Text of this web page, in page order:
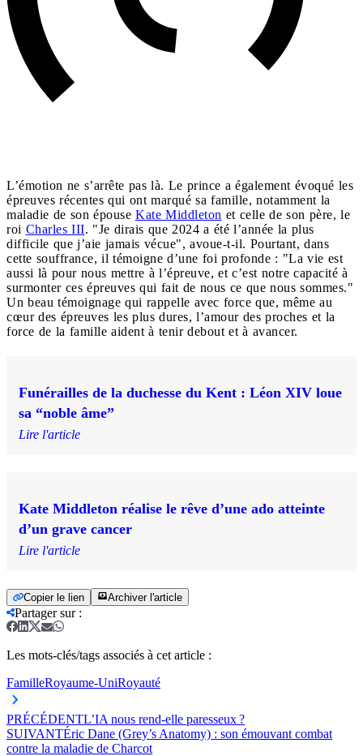
L’émotion ne s’arrête pas là. Le prince a également évoqué les
épreuves récentes qui ont marqué sa famille, notamment la
maladie de son épouse Kate Middleton et celle de son père, le
roi Charles III. "Je dirais que 2024 a été l’année la plus
difficile que j’aie jamais vécue", avoue-t-il. Pourtant, dans
cette souffrance, il témoigne d’une foi profonde : "La vie est
aussi là pour nous mettre à l’épreuve, et c’est notre capacité à
surmonter ces épreuves qui fait de nous ce que nous sommes."
Un beau témoignage qui rappelle avec force que, même au
cœur des épreuves les plus dures, l’amour des proches et la
force de la famille aident à tenir debout et à avancer.
Funérailles de la duchesse du Kent : Léon XIV loue
sa “noble âme”
Lire l'article
Kate Middleton réalise le rêve d’une ado atteinte
d’un grave cancer
Lire l'article
Copier le lien Archiver l'article
Partager sur:
Les mots-clés/tags associés à cet article :
FamilleRoyaume-UniRoyauté
PRÉCÉDENTL’IA nous rend-elle paresseux ?
SUIVANTÉric Dane (Grey’s Anatomy) : son émouvant combat
contre la maladie de Charcot